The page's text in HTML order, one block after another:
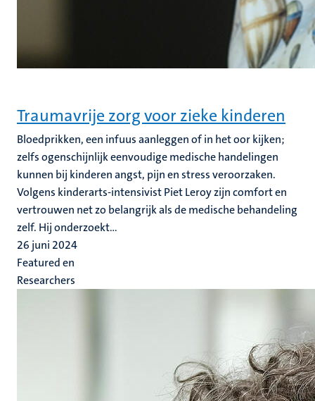
Traumavrije zorg voor zieke kinderen
Bloedprikken, een infuus aanleggen of in het oor kijken;
zelfs ogenschijnlijk eenvoudige medische handelingen
kunnen bij kinderen angst, pijn en stress veroorzaken.
Volgens kinderarts-intensivist Piet Leroy zijn comfort en
vertrouwen net zo belangrijk als de medische behandeling
zelf. Hij onderzoekt...
26 juni 2024
Featured en
Researchers